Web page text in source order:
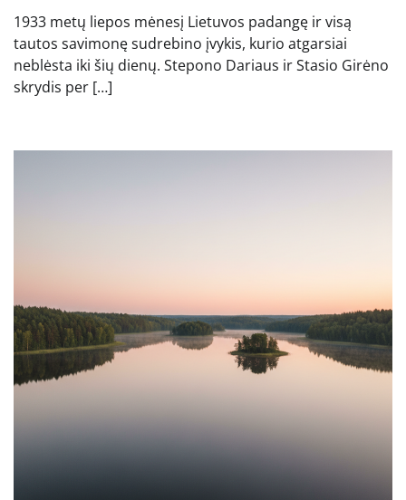
1933 metų liepos mėnesį Lietuvos padangę ir visą
tautos savimonę sudrebino įvykis, kurio atgarsiai
neblėsta iki šių dienų. Stepono Dariaus ir Stasio Girėno
skrydis per […]